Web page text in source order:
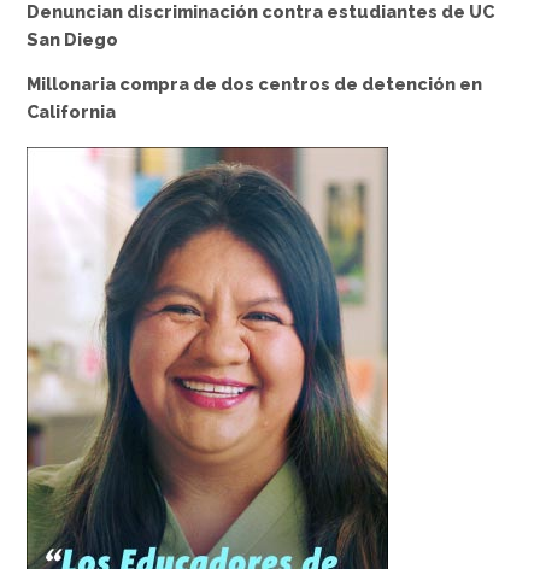
Denuncian discriminación contra estudiantes de UC
San Diego
Millonaria compra de dos centros de detención en
California